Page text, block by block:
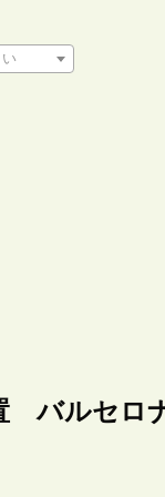
バルセロ